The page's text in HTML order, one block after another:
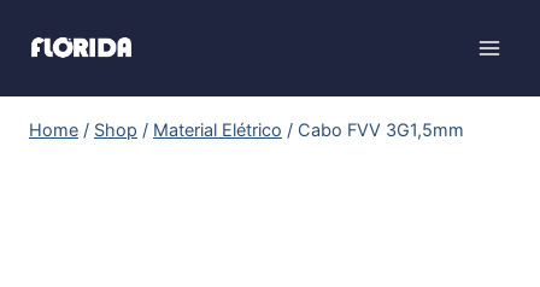
Home / Shop / Material Elétrico / Cabo FVV 3G1,5mm